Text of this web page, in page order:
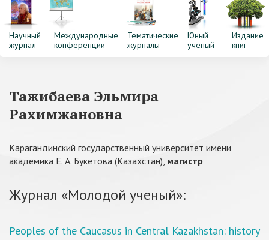
Научный
журнал
Международные
конференции
Тематические
журналы
Юный
ученый
Издание
книг
Тажибаева Эльмира
Рахимжановна
Карагандинский государственный университет имени
академика Е. А. Букетова (Казахстан), магистр
Журнал «Молодой ученый»:
Peoples of the Caucasus in Central Kazakhstan: history